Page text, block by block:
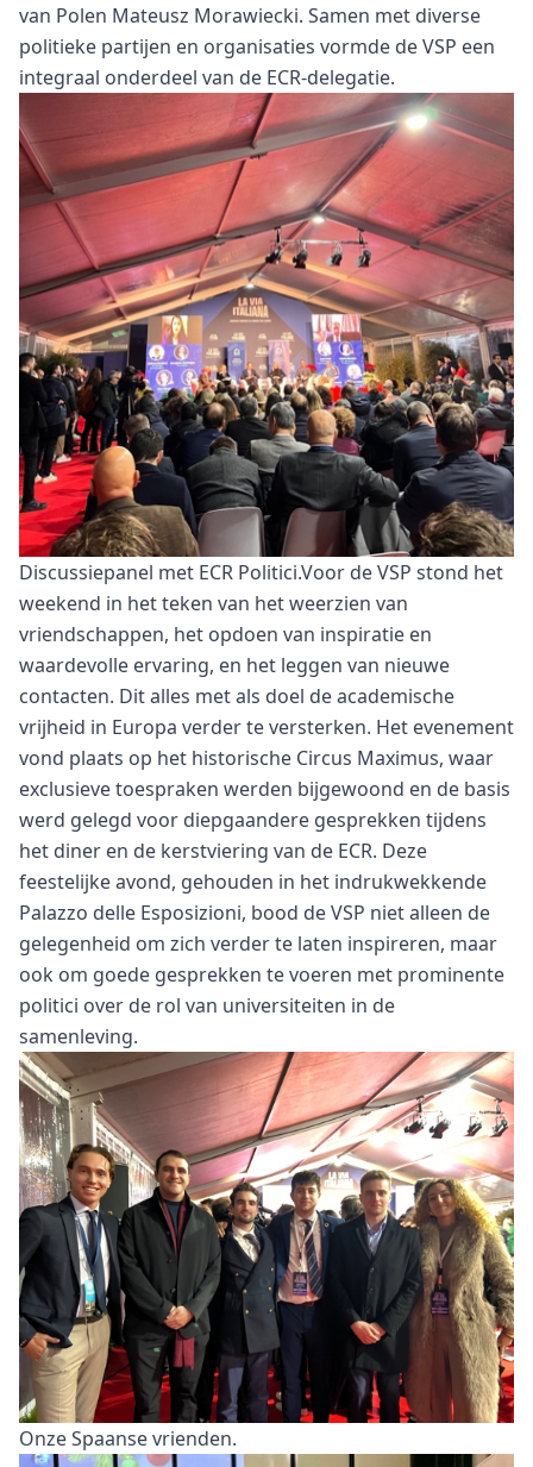
van Polen Mateusz Morawiecki. Samen met diverse
politieke partijen en organisaties vormde de VSP een
integraal onderdeel van de ECR-delegatie.
Discussiepanel met ECR Politici.Voor de VSP stond het
weekend in het teken van het weerzien van
vriendschappen, het opdoen van inspiratie en
waardevolle ervaring, en het leggen van nieuwe
contacten. Dit alles met als doel de academische
vrijheid in Europa verder te versterken. Het evenement
vond plaats op het historische Circus Maximus, waar
exclusieve toespraken werden bijgewoond en de basis
werd gelegd voor diepgaandere gesprekken tijdens
het diner en de kerstviering van de ECR. Deze
feestelijke avond, gehouden in het indrukwekkende
Palazzo delle Esposizioni, bood de VSP niet alleen de
gelegenheid om zich verder te laten inspireren, maar
ook om goede gesprekken te voeren met prominente
politici over de rol van universiteiten in de
samenleving.
Onze Spaanse vrienden.